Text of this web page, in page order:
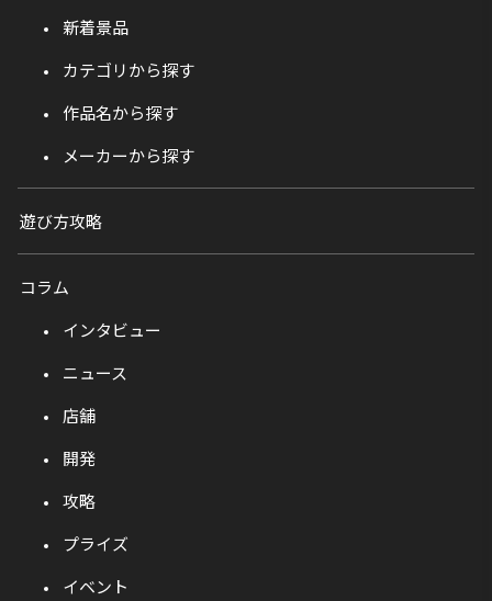
新着景品
カテゴリから探す
作品名から探す
メーカーから探す
遊び方攻略
コラム
インタビュー
ニュース
店舗
開発
攻略
プライズ
イベント